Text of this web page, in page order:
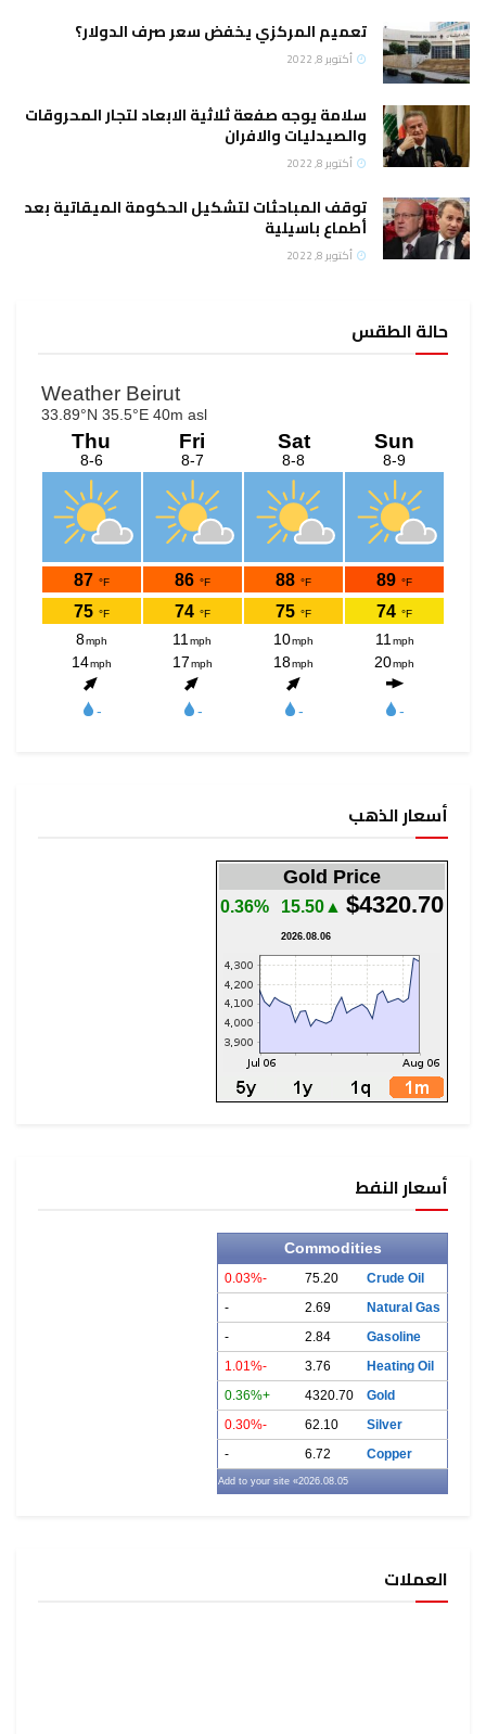
تعميم المركزي يخفض سعر صرف الدولار؟
أكتوبر 8, 2022
سلامة يوجه صفعة ثلاثية الابعاد لتجار المحروقات
والصيدليات والافران
أكتوبر 8, 2022
توقف المباحثات لتشكيل الحكومة الميقاتية بعد
أطماع باسيلية
أكتوبر 8, 2022
حالة الطقس
أسعار الذهب
Gold Price
$4320.70
▲15.50
0.36%
2026.08.06
أسعار النفط
Commodities
Crude Oil
75.20
-0.03%
Natural Gas
2.69
-
Gasoline
2.84
-
Heating Oil
3.76
-1.01%
Gold
4320.70
+0.36%
Silver
62.10
-0.30%
Copper
6.72
-
2026.08.05
» Add to your site
العملات